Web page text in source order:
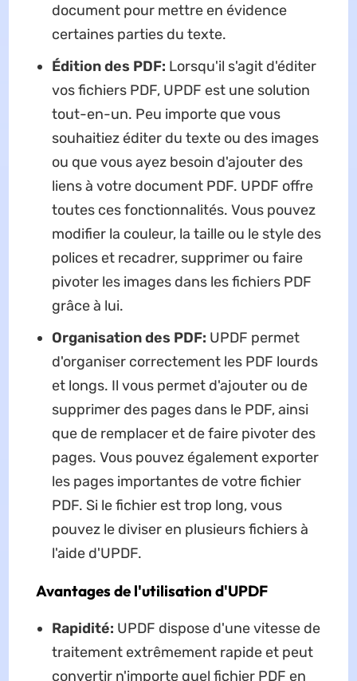
document pour mettre en évidence
certaines parties du texte.
Édition des PDF: Lorsqu'il s'agit d'éditer
vos fichiers PDF, UPDF est une solution
tout-en-un. Peu importe que vous
souhaitiez éditer du texte ou des images
ou que vous ayez besoin d'ajouter des
liens à votre document PDF. UPDF offre
toutes ces fonctionnalités. Vous pouvez
modifier la couleur, la taille ou le style des
polices et recadrer, supprimer ou faire
pivoter les images dans les fichiers PDF
grâce à lui.
Organisation des PDF: UPDF permet
d'organiser correctement les PDF lourds
et longs. Il vous permet d'ajouter ou de
supprimer des pages dans le PDF, ainsi
que de remplacer et de faire pivoter des
pages. Vous pouvez également exporter
les pages importantes de votre fichier
PDF. Si le fichier est trop long, vous
pouvez le diviser en plusieurs fichiers à
l'aide d'UPDF.
Avantages de l'utilisation d'UPDF
Rapidité: UPDF dispose d'une vitesse de
traitement extrêmement rapide et peut
convertir n'importe quel fichier PDF en